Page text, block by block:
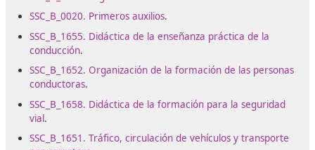
ejercer actividad tanto en pequeñas, medianas y
empresas dedicadas a la formación de conductores
buscan obtener su permiso de conducción. Así como
en programas de formación Vial. También se podrá
desarrollar actividades relacionadas con la educación
seguridad vial laboral y movilidad segura y sostenible
entidades públicas y privadas.
Además, el campo de actuación no se limita